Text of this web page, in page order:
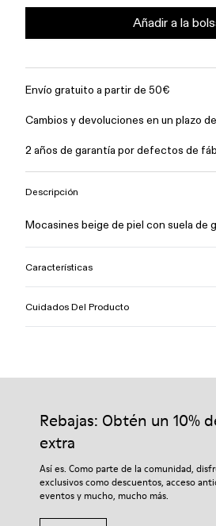
Añadir a la
Envío gratuito a partir de 50€
Cambios y devoluciones en un plazo
2 años de garantía por defectos de
Descripción
Mocasines beige de piel con suela de
Características
Ortholite® para mayor amortiguación
Forro
algodón reciclado - 20% viscosa)
Cuidados Del Producto
Nuestros zapatos se han fabricado
garantizará que duren más tiempo.
Si deseas obtener información
de tu par, visita nuestraGuía para el
Rebajas: Obtén un 10%
extra
Así es. Como parte de la comunidad,
exclusivos como descuentos, acceso
eventos y mucho, mucho más.